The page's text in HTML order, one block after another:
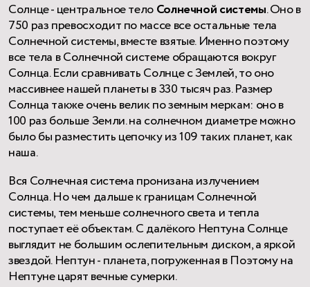
Солнце - центральное телоСолнечной системы. Оно в
750 раз превосходит по массе все остальные тела
Солнечной системы, вместе взятые. Именно поэтому
все тела в Солнечной системе обращаются вокруг
Солнца. Если сравнивать Солнце с Землей, то оно
массивнее нашей планеты в 330 тысяч раз. Размер
Солнца также очень велик по земным меркам: оно в
100 раз больше Земли. на солнечном диаметре можно
было бы разместить цепочку из 109 таких планет, как
наша.
Вся Солнечная система пронизана излучением
Солнца. Но чем дальше к границам Солнечной
системы, тем меньше солнечного света и тепла
поступает её объектам. С далёкого Нептуна Солнце
выглядит не большим ослепительным диском, а яркой
звездой. Нептун - планета, погруженная в Поэтому на
Нептуне царят вечные сумерки.